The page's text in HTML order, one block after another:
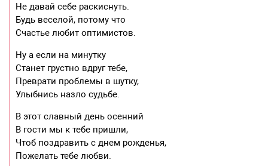
Не давай себе раскиснуть.
Будь веселой, потому что
Счастье любит оптимистов.
Ну а если на минутку
Станет грустно вдруг тебе,
Преврати проблемы в шутку,
Улыбнись назло судьбе.
В этот славный день осенний
В гости мы к тебе пришли,
Чтоб поздравить с днем рожденья,
Пожелать тебе любви.